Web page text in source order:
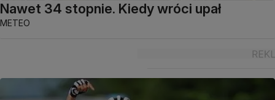
Nawet 34 stopnie. Kiedy wróci upał
METEO